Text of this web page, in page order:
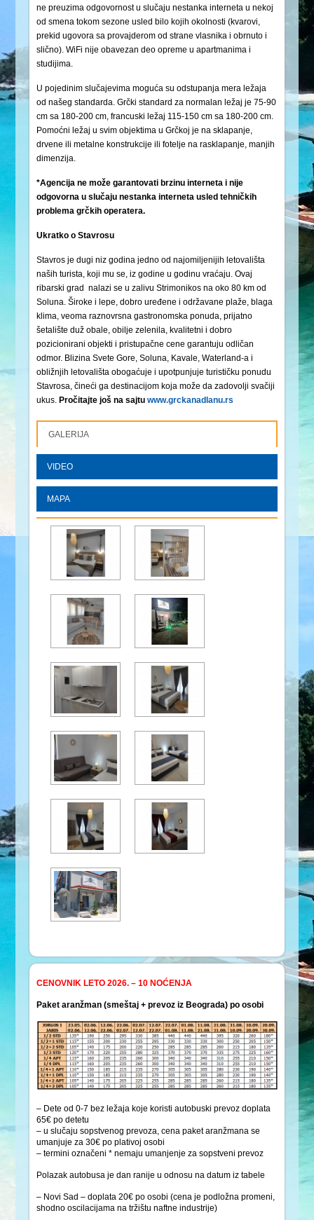
ne preuzima odgovornost u slučaju nestanka interneta u nekoj
od smena tokom sezone usled bilo kojih okolnosti (kvarovi,
prekid ugovora sa provajderom od strane vlasnika i obrnuto i
slično). WiFi nije obavezan deo opreme u apartmanima i
studijima.
U pojedinim slučajevima moguća su odstupanja mera ležaja
od našeg standarda. Grčki standard za normalan ležaj je 75-90
cm sa 180-200 cm, francuski ležaj 115-150 cm sa 180-200 cm.
Pomoćni ležaj u svim objektima u Grčkoj je na sklapanje,
drvene ili metalne konstrukcije ili fotelje na rasklapanje, manjih
dimenzija.
*Agencija ne može garantovati brzinu interneta i nije
odgovorna u slučaju nestanka interneta usled tehničkih
problema grčkih operatera.
Ukratko o Stavrosu
Stavros je dugi niz godina jedno od najomiljenijih letovališta
naših turista, koji mu se, iz godine u godinu vraćaju. Ovaj
ribarski grad nalazi se u zalivu Strimonikos na oko 80 km od
Soluna. Široke i lepe, dobro uređene i održavane plaže, blaga
klima, veoma raznovrsna gastronomska ponuda, prijatno
šetalište duž obale, obilje zelenila, kvalitetni i dobro
pozicionirani objekti i pristupačne cene garantuju odličan
odmor. Blizina Svete Gore, Soluna, Kavale, Waterland-a i
obližnjih letovališta obogaćuje i upotpunjuje turističku ponudu
Stavrosa, čineći ga destinacijom koja može da zadovolji svačiji
ukus. Pročitajte još na sajtuwww.grckanadlanu.rs
GALERIJA
VIDEO
MAPA
CENOVNIK LETO 2026. – 10 NOĆENJA
Paket aranžman (smeštaj + prevoz iz Beograda) po osobi
– Dete od 0-7 bez ležaja koje koristi autobuski prevoz doplata
65€ po detetu
– u slučaju sopstvenog prevoza, cena paket aranžmana se
umanjuje za 30€ po plativoj osobi
– termini označeni * nemaju umanjenje za sopstveni prevoz
Polazak autobusa je dan ranije u odnosu na datum iz tabele
– Novi Sad – doplata 20€ po osobi (cena je podložna promeni,
shodno oscilacijama na tržištu naftne industrije)